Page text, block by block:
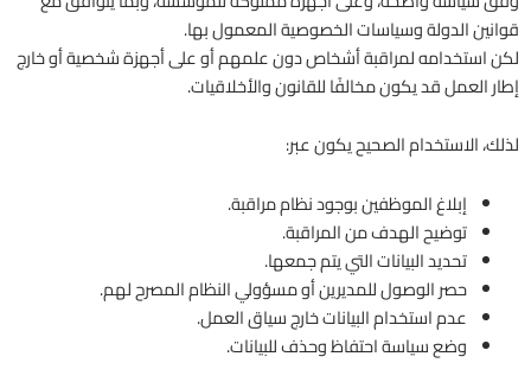
قوانين الدولة وسياسات الخصوصية المعمول بها.
لكن استخدامه لمراقبة أشخاص دون علمهم أو على أجهزة شخصية أو خارج
إطار العمل قد يكون مخالفًا للقانون والأخلاقيات.
لذلك، الاستخدام الصحيح يكون عبر:
إبلاغ الموظفين بوجود نظام مراقبة.
توضيح الهدف من المراقبة.
تحديد البيانات التي يتم جمعها.
حصر الوصول للمديرين أو مسؤولي النظام المصرح لهم.
عدم استخدام البيانات خارج سياق العمل.
وضع سياسة احتفاظ وحذف للبيانات.